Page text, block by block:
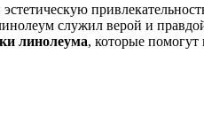
служил верой и
линолеума, которые помогут